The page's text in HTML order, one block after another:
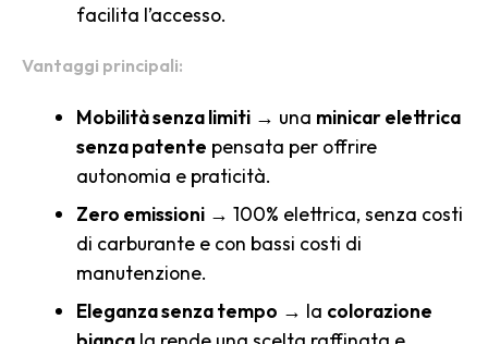
facilita l’accesso.
Vantaggi principali:
Mobilità senza limiti → una minicar elettrica
senza patente pensata per offrire
autonomia e praticità.
Zero emissioni → 100% elettrica, senza costi
di carburante e con bassi costi di
manutenzione.
Eleganza senza tempo → la colorazione